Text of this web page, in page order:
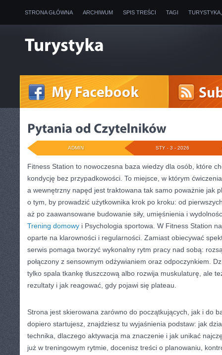
STRONA GŁÓWNA ARCHIWUM SPIS TREŚCI TAGI
STY - 3 - 2026
ADMIN
Fitness Station to nowoczesna baza wiedzy dla osób, które
kondycję bez przypadkowości. To miejsce, w którym
a wewnętrzny napęd jest traktowana tak samo poważnie jak
o tym, by prowadzić użytkownika krok po kroku: od
aż po zaawansowane budowanie siły, umięśnienia i
Trening domowy i Psychologia sportowa. W Fitness Station
oparte na klarowności i regularności. Zamiast obiecywać
serwis pomaga tworzyć wykonalny rytm pracy nad sobą:
połączony z sensownym odżywianiem oraz odpoczynkiem.
tylko spala tkankę tłuszczową albo rozwija muskulaturę, ale
rezultaty i jak reagować, gdy pojawi się plateau.
Strona jest skierowana zarówno do początkujących, jak i do
dopiero startujesz, znajdziesz tu wyjaśnienia podstaw: jak
technika, dlaczego aktywacja ma znaczenie i jak unikać
już w treningowym rytmie, docenisz treści o planowaniu,